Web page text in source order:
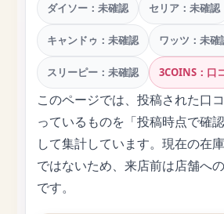
ダイソー：未確認 セリア：未確認
キャンドゥ：未確認 ワッツ：未確
スリーピー：未確認 3COINS：口
このページでは、投稿された口
っているものを「投稿時点で確
して集計しています。現在の在
ではないため、来店前は店舗へ
です。